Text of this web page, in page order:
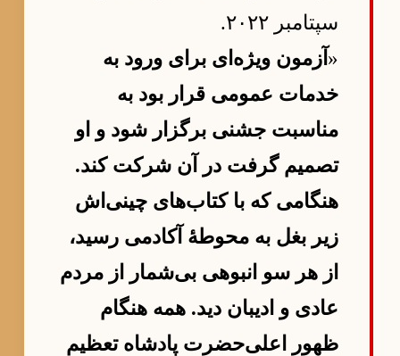
سپتامبر ۲۰۲۲.
« آزمون ویژه‌ای برای ورود به
خدمات عمومی قرار بود به
مناسبت جشنی برگزار شود و او
تصمیم گرفت در آن شرکت کند.
هنگامی که با کتاب‌های چینی‌اش
زیر بغل به محوطهٔ آکادمی رسید،
از هر سو انبوهی بی‌شمار از مردم
عادی و ادیبان دید. همه هنگام
ظهور اعلی‌حضرت پادشاه تعظیم